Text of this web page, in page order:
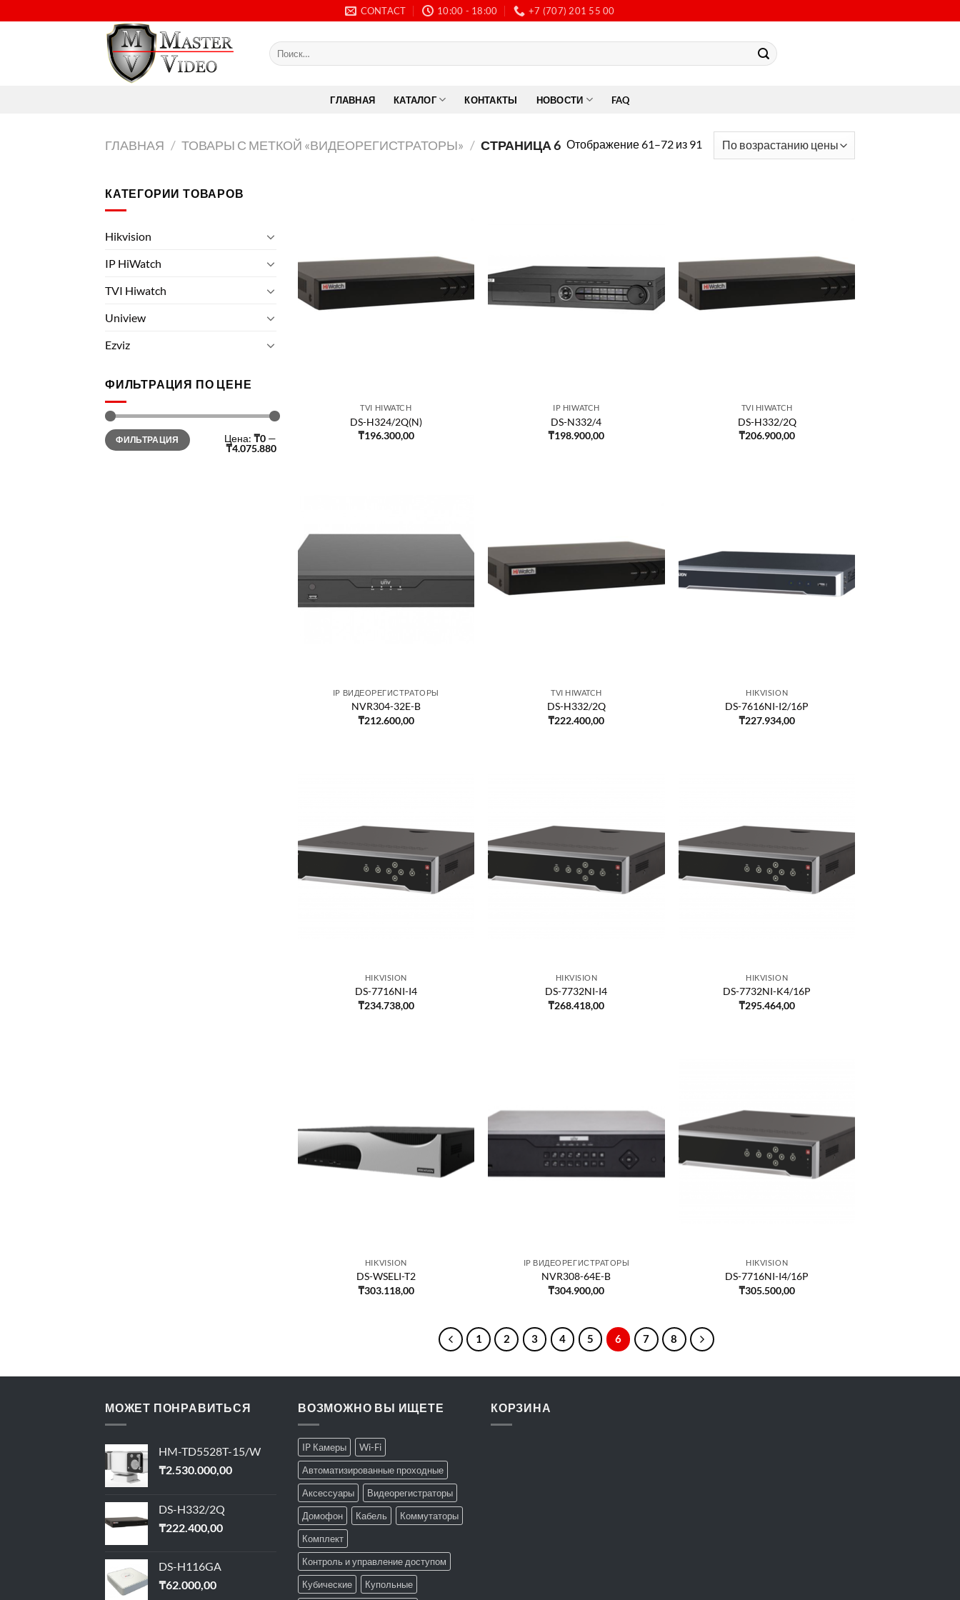
to
CONTACT 10:00 - 18:00 +7 (707) 201 55 00
Искать:
ГЛАВНАЯ КАТАЛОГ КОНТАКТЫ НОВОСТИ FAQ
ГЛАВНАЯ / ТОВАРЫ С МЕТКОЙ «ВИДЕОРЕГИСТРАТОРЫ» / СТРАНИЦА 6 Отображение 61–72 из 91
КАТЕГОРИИ ТОВАРОВ
Hikvision
IP HiWatch
TVI Hiwatch
Uniview
Ezviz
ФИЛЬТРАЦИЯ ПО ЦЕНЕ
Минимальная
цена
Максимальная
ценаФИЛЬТРАЦИЯ Цена: ₸0 —
₸4.075.880
TVI HIWATCH
DS-H324/2Q(N)
₸196.300,00
IP HIWATCH
DS-N332/4
₸198.900,00
TVI HIWATCH
DS-H332/2Q
₸206.900,00
IP ВИДЕОРЕГИСТРАТОРЫ
NVR304-32E-B
₸212.600,00
TVI HIWATCH
DS-H332/2Q
₸222.400,00
HIKVISION
DS-7616NI-I2/16P
₸227.934,00
HIKVISION
DS-7716NI-I4
₸234.738,00
HIKVISION
DS-7732NI-I4
₸268.418,00
HIKVISION
DS-7732NI-K4/16P
₸295.464,00
HIKVISION
DS-WSELI-T2
₸303.118,00
IP ВИДЕОРЕГИСТРАТОРЫ
NVR308-64E-B
₸304.900,00
HIKVISION
DS-7716NI-I4/16P
₸305.500,00
1 2 3 4 5 6 7 8
МОЖЕТ ПОНРАВИТЬСЯ
HM-TD5528T-15/W
₸2.530.000,00
DS-H332/2Q
₸222.400,00
DS-H116GA
₸62.000,00
ВОЗМОЖНО ВЫ ИЩЕТЕ
IP Камеры
Wi-Fi
Автоматизированные проходные
Аксессуары
Видеорегистраторы
Домофон
Кабель
Коммутаторы
Комплект
Контроль и управление доступом
Кубические
Купольные
КОРЗИНА